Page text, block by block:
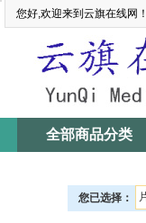
您好,欢迎来到云旗在线网！
全部商品分类
您已选择：